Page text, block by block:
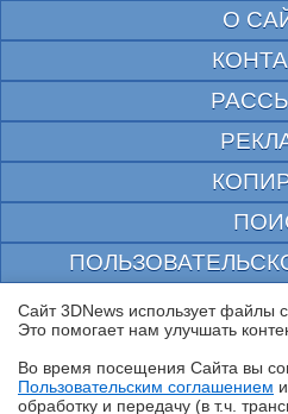
О
© 1997—2026 Электронное
выдано Федеральной Службой по надзору за
массовых коммуникаций и
Сайт 3DNews использует файлы
Это помогает нам улучшать
Во время посещения Cайта вы
Пользовательским соглашением
обработку и передачу (в т.ч.